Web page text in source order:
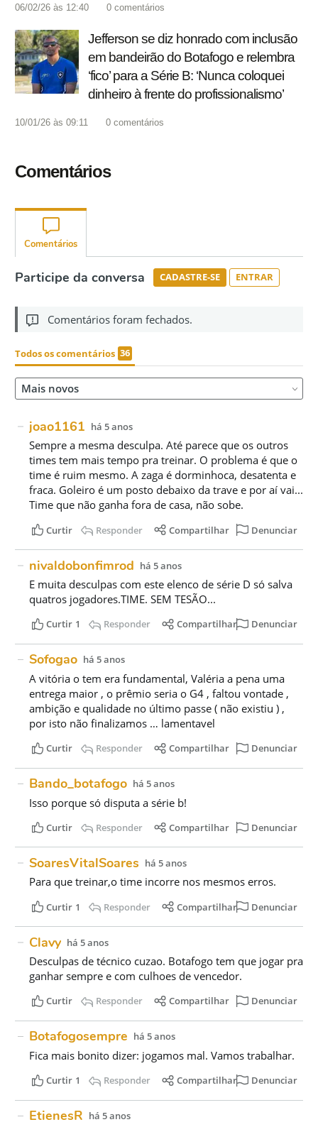
06/02/26 às 12:40 0 comentários
Jefferson se diz honrado com inclusão
em bandeirão do Botafogo e relembra
‘fico’ para a Série B: ‘Nunca coloquei
dinheiro à frente do profissionalismo’
10/01/26 às 09:11 0 comentários
Comentários